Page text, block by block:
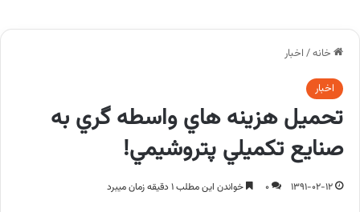
خانه/ اخبار
اخبار
تحميل هزينه هاي واسطه گري به
صنايع تکميلي پتروشيمي!
1391-02-12
0 خواندن این مطلب 1 دقیقه زمان میبرد